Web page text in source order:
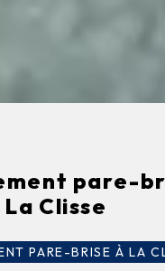
pare-
La Clisse
PARE-BRISE À LA